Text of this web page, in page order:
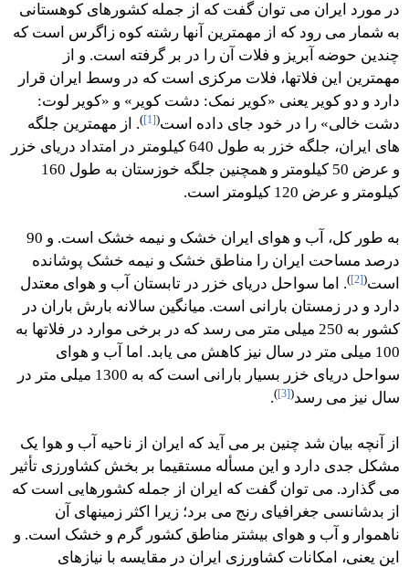
در مورد ایران می توان گفت که از جمله کشورهای کوهستانی
به شمار می رود که از مهمترین آنها رشته کوه زاگرس است که
چندین حوضه آبریز و فلات آن را در بر گرفته است. و از
مهمترین این فلاتها، فلات مرکزی است که در وسط ایران قرار
دارد و دو کویر یعنی «کویر نمک: دشت کویر» و «کویر لوت:
دشت خالی» را در خود جای داده است(
[1]
). از مهمترین جلگه
های ایران، جلگه خزر به طول 640 کیلومتر در امتداد دریای خزر
و عرض 50 کیلومتر و همچنین جلگه خوزستان به طول 160
کیلومتر و عرض 120 کیلومتر است.
به طور کل، آب و هوای ایران خشک و نیمه خشک است. و 90
درصد مساحت ایران را مناطق خشک و نیمه خشک پوشانده
است(
[2]
). اما سواحل دریای خزر در تابستان آب و هوای معتدل
دارد و در زمستان بارانی است. میانگین سالانه بارش باران در
کشور به 250 میلی متر می رسد که در برخی موارد در فلاتها به
100 میلی متر در سال نیز کاهش می یابد. اما آب و هوای
سواحل دریای خزر بسیار بارانی است که به 1300 میلی متر در
سال نیز می رسد(
[3]
)
.
از آنچه بیان شد چنین بر می آید که ایران از ناحیه آب و هوا یک
مشکل جدی دارد و این مسأله مستقیما بر بخش کشاورزی تأثیر
می گذارد. می توان گفت که ایران از جمله کشورهایی است که
از بدشانسی جغرافیای رنج می برد؛ زیرا اکثر زمینهای آن
ناهموار و آب و هوای بیشتر مناطق کشور گرم و خشک است. و
این یعنی، امکانات کشاورزی ایران در مقایسه با نیازهای